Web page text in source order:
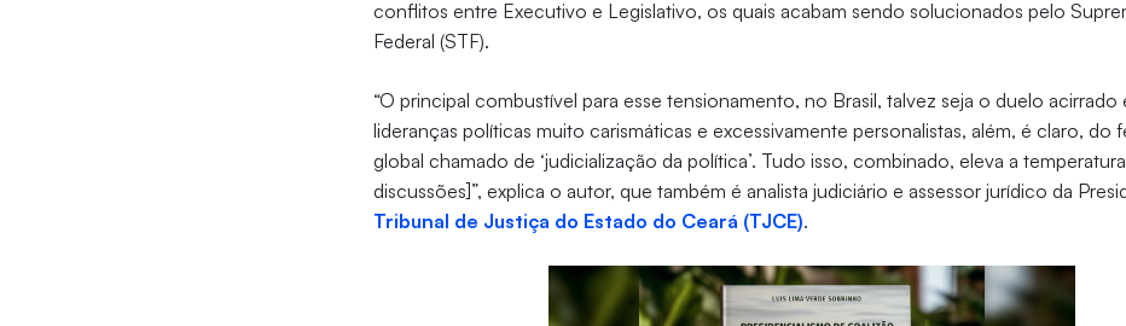
conflitos entre Executivo e Legislativo, os quais acabam sendo solucionados pelo
Federal (STF).
“O principal combustível para esse tensionamento, no Brasil, talvez seja o duelo acirrado
lideranças políticas muito carismáticas e excessivamente personalistas, além, é claro, do
global chamado de ‘judicialização da política’. Tudo isso, combinado, eleva a
discussões]”, explica o autor, que também é analista judiciário e assessor jurídico da
Tribunal de Justiça do Estado do Ceará (TJCE).